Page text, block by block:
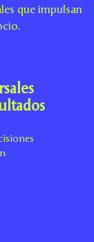
que impulsan